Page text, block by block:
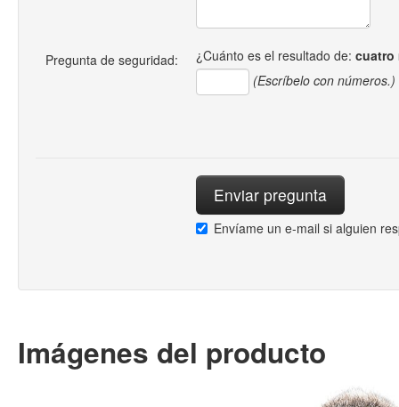
Pregunta de seguridad: ¿Cuánto es el resultado de: cuatro
(Escríbelo con números.)
Envíame un e-mail si alguien
Imágenes del producto